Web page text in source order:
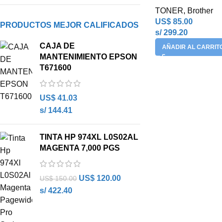
PRODUCTOS MEJOR CALIFICADOS
CAJA DE
MANTENIMIENTO EPSON
T671600
US$ 41.03
s/ 144.41
TINTA HP 974XL L0S02AL
MAGENTA 7,000 PGS
US$150.00 US$ 120.00
s/ 422.40
TONER, Brother
US$85.00
s/ 299.20
AÑADIR AL